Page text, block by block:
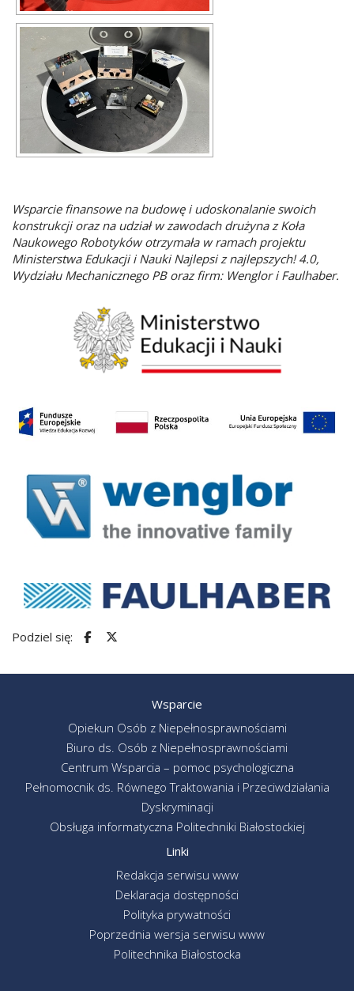
Wsparcie finansowe na budowę i udoskonalanie swoich
konstrukcji oraz na udział w zawodach drużyna z Koła
Naukowego Robotyków otrzymała w ramach projektu
Ministerstwa Edukacji i Nauki Najlepsi z najlepszych! 4.0,
Wydziału Mechanicznego PB oraz firm: Wenglor i Faulhaber.
Podziel się:
Wsparcie
Opiekun Osób z Niepełnosprawnościami
Biuro ds. Osób z Niepełnosprawnościami
Centrum Wsparcia – pomoc psychologiczna
Pełnomocnik ds. Równego Traktowania i Przeciwdziałania
Dyskryminacji
Obsługa informatyczna Politechniki Białostockiej
Linki
Redakcja serwisu www
Deklaracja dostępności
Polityka prywatności
Poprzednia wersja serwisu www
Politechnika Białostocka